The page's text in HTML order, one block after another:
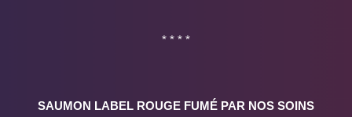
* * * *
SAUMON LABEL ROUGE FUMÉ PAR NOS SOINS